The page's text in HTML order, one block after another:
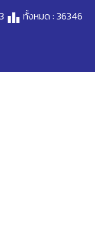
leaderboard ทั้งหมด : 36346